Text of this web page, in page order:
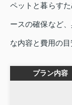
ペットと暮らす
ースの確保など
な内容と費用の目
プラン内容